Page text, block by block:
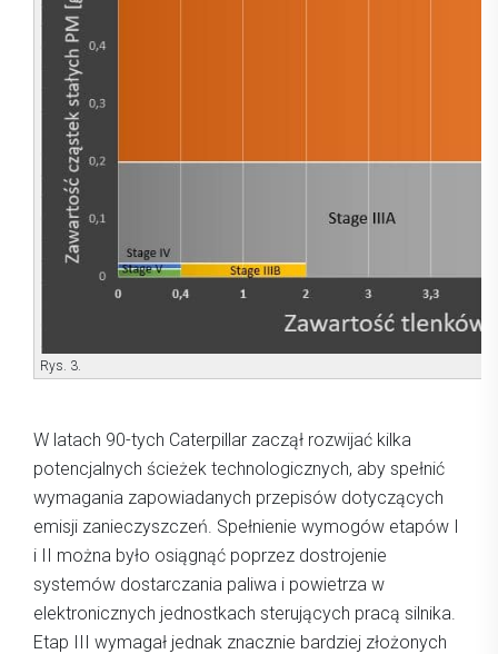
Rys. 3.
W latach 90-tych Caterpillar zaczął rozwijać kilka
potencjalnych ścieżek technologicznych, aby spełnić
wymagania zapowiadanych przepisów dotyczących
emisji zanieczyszczeń. Spełnienie wymogów etapów I
i II można było osiągnąć poprzez dostrojenie
systemów dostarczania paliwa i powietrza w
elektronicznych jednostkach sterujących pracą silnika.
Etap III wymagał jednak znacznie bardziej złożonych